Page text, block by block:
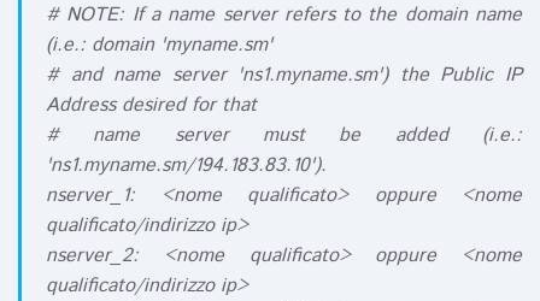
# NOTE: If a name server refers to the domain name
(i.e.: domain 'myname.sm'
# and name server 'ns1.myname.sm') the Public IP
Address desired for that
# name server must be added (i.e.:
'ns1.myname.sm/194.183.83.10').
nserver_1: <nome qualificato> oppure <nome
qualificato/indirizzo ip>
nserver_2: <nome qualificato> oppure <nome
qualificato/indirizzo ip>